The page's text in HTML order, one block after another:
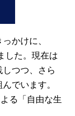
かけに、
した。現在は
つつ、さら
でいます。
る「自由な生